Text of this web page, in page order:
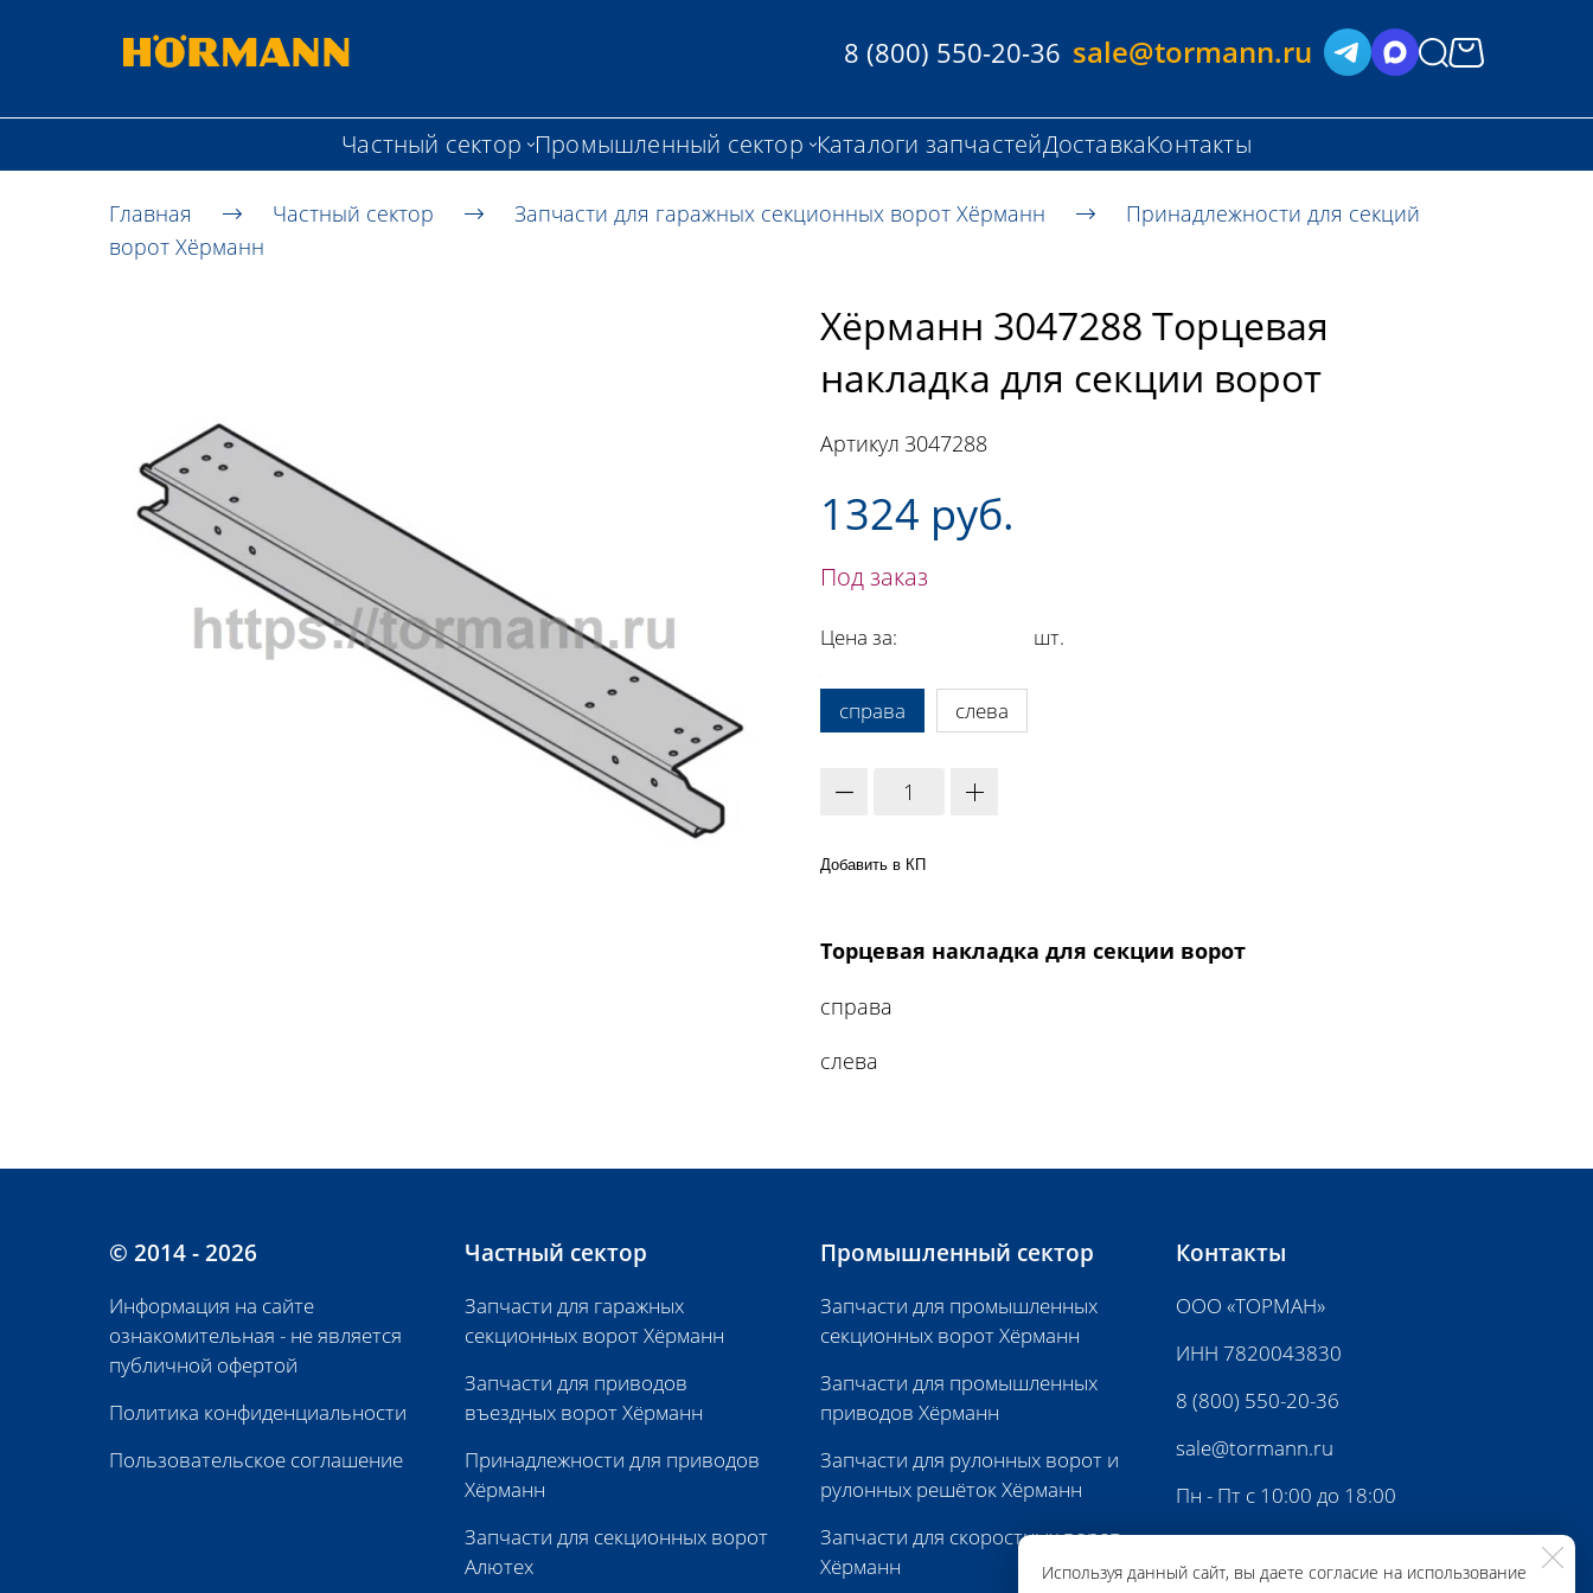
8 (800) 550-20-36 sale@tormann.ru
Частный сектор Промышленный сектор Каталоги запчастейДоставкаКонтакты
Используя данный сайт, вы даете согласие на использование
Главная Частный сектор Запчасти для гаражных секционных ворот Хёрманн
Принадлежности для секций
ворот Хёрманн
Хёрманн 3047288 Торцевая
накладка для секции ворот
Артикул 3047288
1324 руб.
Под заказ
Цена за: шт.
справа слева
Добавить в КП
Торцевая накладка для секции ворот
справа
слева
© 2014 - 2026
Информация на сайте
ознакомительная - не является
публичной офертой
Политика конфиденциальности
Пользовательское соглашение
Частный сектор
Запчасти для гаражных
секционных ворот Хёрманн
Запчасти для приводов
въездных ворот Хёрманн
Принадлежности для приводов
Хёрманн
Запчасти для секционных ворот
Алютех
Промышленный сектор
Запчасти для промышленных
секционных ворот Хёрманн
Запчасти для промышленных
приводов Хёрманн
Запчасти для рулонных ворот и
рулонных решёток Хёрманн
Запчасти для скоростных ворот
Хёрманн
Контакты
ООО «ТОРМАН»
ИНН 7820043830
8 (800) 550-20-36
sale@tormann.ru
Пн - Пт с 10:00 до 18:00